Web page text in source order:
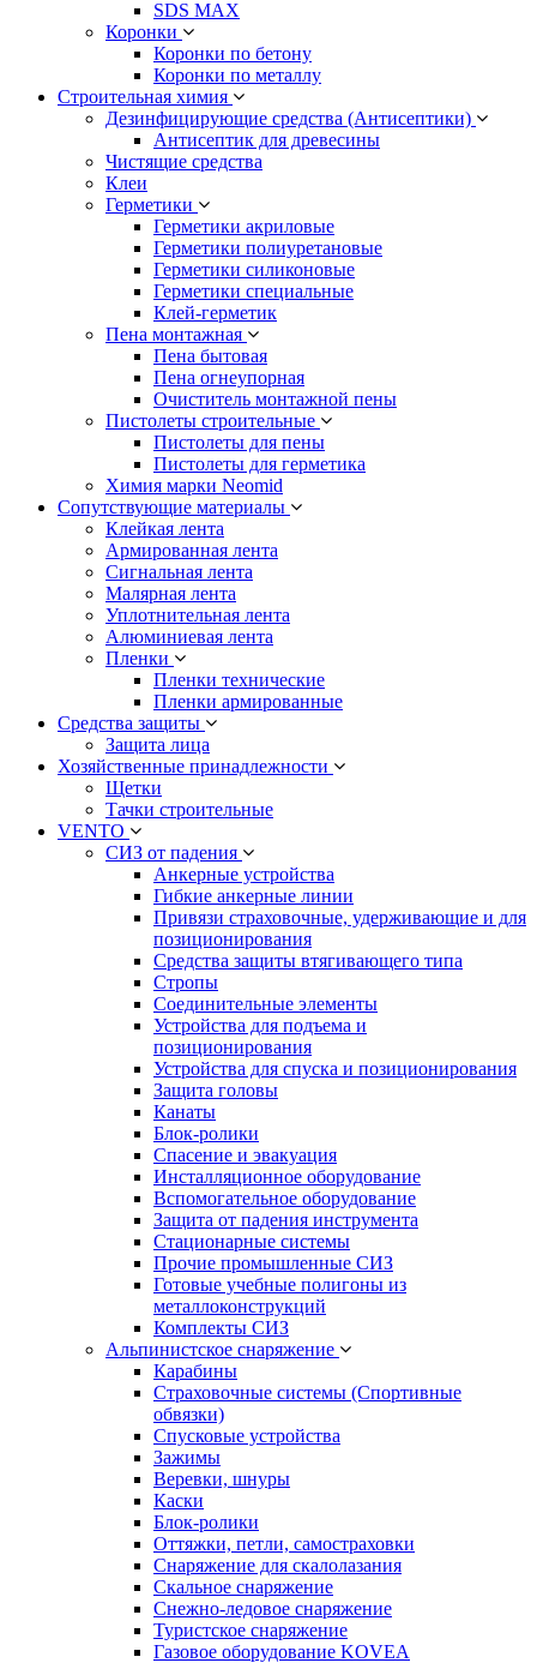
SDS MAX
Коронки
Коронки по бетону
Коронки по металлу
Строительная химия
Дезинфицирующие средства (Антисептики)
Антисептик для древесины
Чистящие средства
Клеи
Герметики
Герметики акриловые
Герметики полиуретановые
Герметики силиконовые
Герметики специальные
Клей-герметик
Пена монтажная
Пена бытовая
Пена огнеупорная
Очиститель монтажной пены
Пистолеты строительные
Пистолеты для пены
Пистолеты для герметика
Химия марки Neomid
Сопутствующие материалы
Клейкая лента
Армированная лента
Сигнальная лента
Малярная лента
Уплотнительная лента
Алюминиевая лента
Пленки
Пленки технические
Пленки армированные
Средства защиты
Защита лица
Хозяйственные принадлежности
Щетки
Тачки строительные
VENTO
СИЗ от падения
Анкерные устройства
Гибкие анкерные линии
Привязи страховочные, удерживающие и для
позиционирования
Средства защиты втягивающего типа
Стропы
Соединительные элементы
Устройства для подъема и
позиционирования
Устройства для спуска и позиционирования
Защита головы
Канаты
Блок-ролики
Спасение и эвакуация
Инсталляционное оборудование
Вспомогательное оборудование
Защита от падения инструмента
Стационарные системы
Прочие промышленные СИЗ
Готовые учебные полигоны из
металлоконструкций
Комплекты СИЗ
Альпинистское снаряжение
Карабины
Страховочные системы (Спортивные
обвязки)
Спусковые устройства
Зажимы
Веревки, шнуры
Каски
Блок-ролики
Оттяжки, петли, самостраховки
Снаряжение для скалолазания
Скальное снаряжение
Снежно-ледовое снаряжение
Туристское снаряжение
Газовое оборудование KOVEA